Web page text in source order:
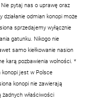
pytaj nas o uprawę oraz
działanie odmian konopi może
sprzedajemy wyłącznie
gatunku. Nikogo nie
samo kiełkowanie nasion
karą pozbawienia wolności. *
konopi jest w Polsce
konopi nie zawierają
właściwości